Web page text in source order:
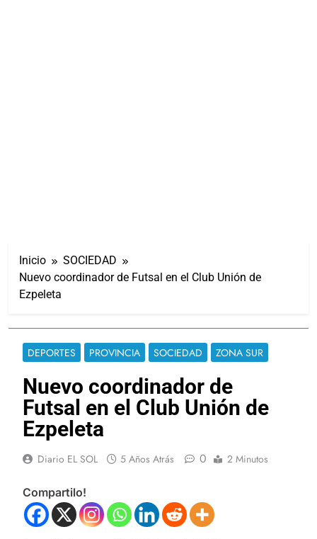
Inicio
SOCIEDAD
Nuevo coordinador de Futsal en el Club Unión de
Ezpeleta
DEPORTES PROVINCIA SOCIEDAD ZONA SUR
Nuevo coordinador de
Futsal en el Club Unión de
Ezpeleta
Diario EL SOL 5 Años Atrás 0 2 Minutos
Compartilo!